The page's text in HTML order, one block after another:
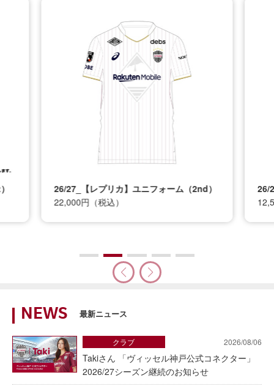
26/27_【レプリカ】ユニフォーム（2nd）
22,000円（税込）
26/
NEWS 最新ニュース
2026/08/06
Takiさん 「ヴィッセル神戸公式コネクター」
2026/27シーズン継続のお知らせ
クラブ